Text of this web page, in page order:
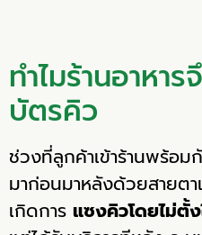
ทำไมร้านอาหา
บัตรคิว
ช่วงที่ลูกค้าเข้าร้านพร้อม
มาก่อนมาหลังด้วยสายตา
เกิดการ แซงคิวโดยไม่ตั้ง